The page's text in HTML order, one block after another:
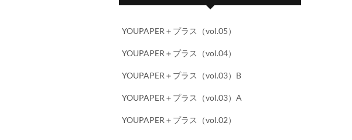
YOUPAPER＋プラス（vol.05）
YOUPAPER＋プラス（vol.04）
YOUPAPER＋プラス（vol.03）B
YOUPAPER＋プラス（vol.03）A
YOUPAPER＋プラス（vol.02）